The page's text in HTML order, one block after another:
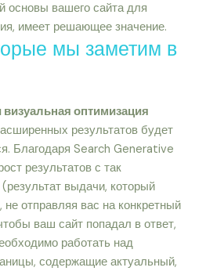
основы вашего сайта для
имеет решающее значение.
мы заметим в
оптимизация
результатов будет
Благодаря Search Generative
результатов с так
выдачи, который
отправляя вас на конкретный
ваш сайт попадал в ответ,
работать над
содержащие актуальный,